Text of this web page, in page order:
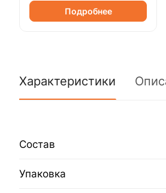
Подробнее
Характеристики
Состав
Упаковка